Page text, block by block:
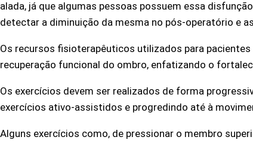
alada, já que algumas pessoas possuem essa
detectar a diminuição da mesma no pós-operatório e
Os recursos fisioterapêuticos utilizados para
recuperação funcional do ombro, enfatizando o
Os exercícios devem ser realizados de forma
exercícios ativo-assistidos e progredindo até à
Alguns exercícios como, de pressionar o membro